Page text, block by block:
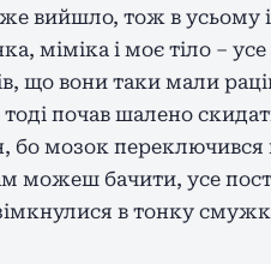
вийшло, тож в усьому
міміка і моє тіло –
що вони таки мали
почав шалено
бо мозок переключився
можеш бачити, усе
в тонку